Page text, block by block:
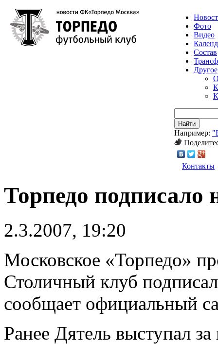
Фото
Видео
Состав
Другое
Найти
Например:
Контакты
Торпедо подписало
2.3.2007, 19:20
Московское «Торпедо»
Столичный клуб
сообщает официальный
Ранее Дятель выступал